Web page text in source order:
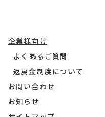
企業様向け
よくあるご質問
返戻金制度について
お問い合わせ
お知らせ